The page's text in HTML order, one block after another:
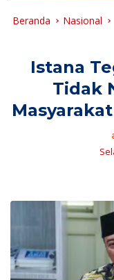
Beranda Nasional
Istana
Tidak